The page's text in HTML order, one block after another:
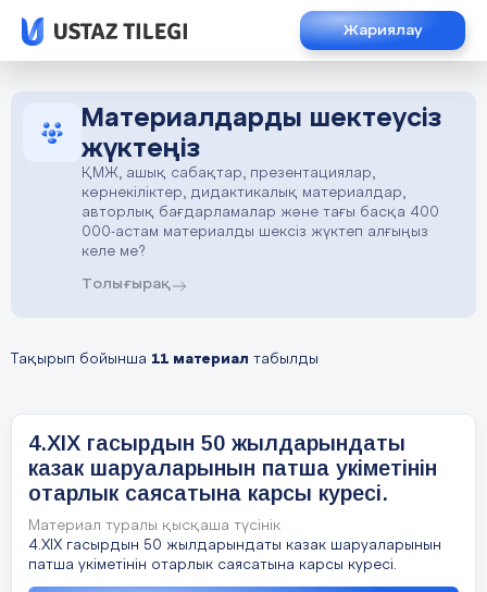
Жариялау
Материалдарды шектеусіз
жүктеңіз
ҚМЖ, ашық сабақтар, презентациялар,
көрнекіліктер, дидактикалық материалдар,
авторлық бағдарламалар және тағы басқа 400
000-астам материалды шексіз жүктеп алғыңыз
келе ме?
Толығырақ
Тақырып бойынша 11 материал табылды
4.XIX гасырдын 50 жылдарындаты
казак шаруаларынын патша укіметінін
отарлык саясатына карсы куресі.
Материал туралы қысқаша түсінік
4.XIX гасырдын 50 жылдарындаты казак шаруаларынын
патша укіметінін отарлык саясатына карсы куресі.